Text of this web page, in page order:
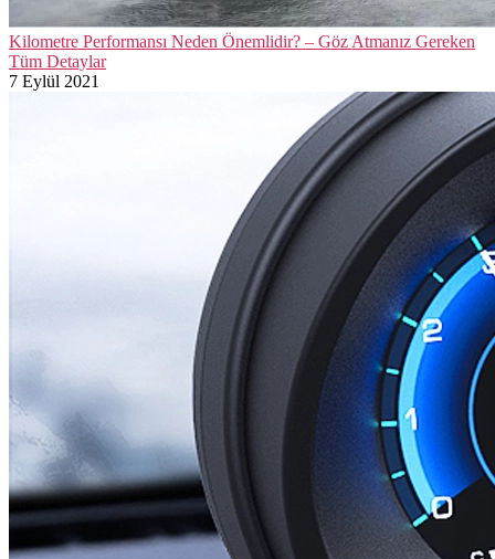
Kilometre Performansı Neden Önemlidir? – Göz Atmanız Gereken
Tüm Detaylar
7 Eylül 2021